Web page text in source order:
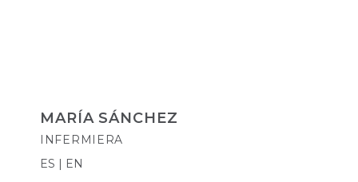
MARÍA SÁNCHEZ
INFERMIERA
ES | EN